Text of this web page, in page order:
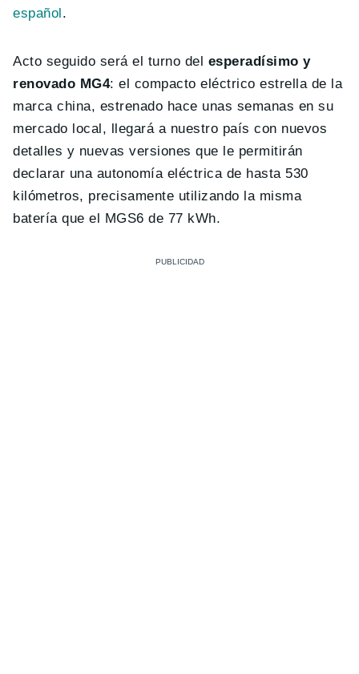
español.
Acto seguido será el turno del esperadísimo y
renovado MG4: el compacto eléctrico estrella de la
marca china, estrenado hace unas semanas en su
mercado local, llegará a nuestro país con nuevos
detalles y nuevas versiones que le permitirán
declarar una autonomía eléctrica de hasta 530
kilómetros, precisamente utilizando la misma
batería que el MGS6 de 77 kWh.